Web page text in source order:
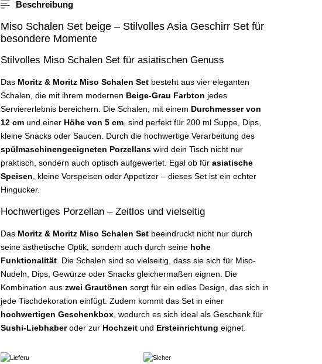
Beschreibung
Miso Schalen Set beige – Stilvolles Asia Geschirr Set für
besondere Momente
Stilvolles Miso Schalen Set für asiatischen Genuss
Das Moritz & Moritz Miso Schalen Setbesteht aus vier eleganten
Schalen, die mit ihrem modernen Beige-Grau Farbton jedes
Serviererlebnis bereichern. Die Schalen, mit einem Durchmesser von
12 cmund einer Höhe von 5 cm, sind perfekt für 200 ml Suppe, Dips,
kleine Snacks oder Saucen. Durch die hochwertige Verarbeitung des
spülmaschinengeeigneten Porzellanswird dein Tisch nicht nur
praktisch, sondern auch optisch aufgewertet. Egal ob für asiatische
Speisen , kleine Vorspeisen oder Appetizer – dieses Set ist ein echter
Hingucker.
Hochwertiges Porzellan – Zeitlos und vielseitig
Das Moritz & Moritz Miso Schalen Setbeeindruckt nicht nur durch
seine ästhetische Optik, sondern auch durch seine hohe
Funktionalität. Die Schalen sind so vielseitig, dass sie sich für Miso-
Nudeln, Dips, Gewürze oder Snacks gleichermaßen eignen. Die
Kombination aus zwei Grautönen sorgt für ein edles Design, das sich in
jede Tischdekoration einfügt. Zudem kommt das Set in einer
hochwertigen Geschenkbox, wodurch es sich ideal als Geschenk für
Sushi-Liebhaberoder zur Hochzeitund Ersteinrichtung eignet.